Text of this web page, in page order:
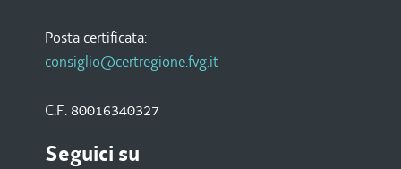
Posta certificata:
consiglio@certregione.fvg.it
C.F. 80016340327
Seguici su